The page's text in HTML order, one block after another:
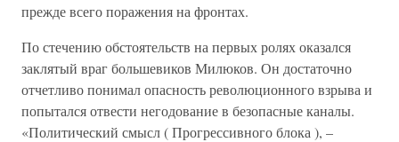
прежде всего поражения на фронтах.
По стечению обстоятельств на первых ролях оказался
заклятый враг большевиков Милюков. Он достаточно
отчетливо понимал опасность революционного взрыва и
попытался отвести негодование в безопасные каналы.
«Политический смысл ( Прогрессивного блока ), –